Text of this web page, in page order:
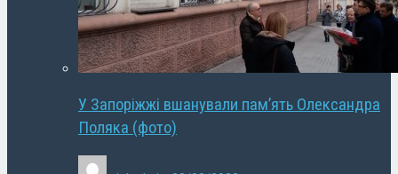
У Запоріжжі вшанували пам’ять Олександра
Поляка (фото)